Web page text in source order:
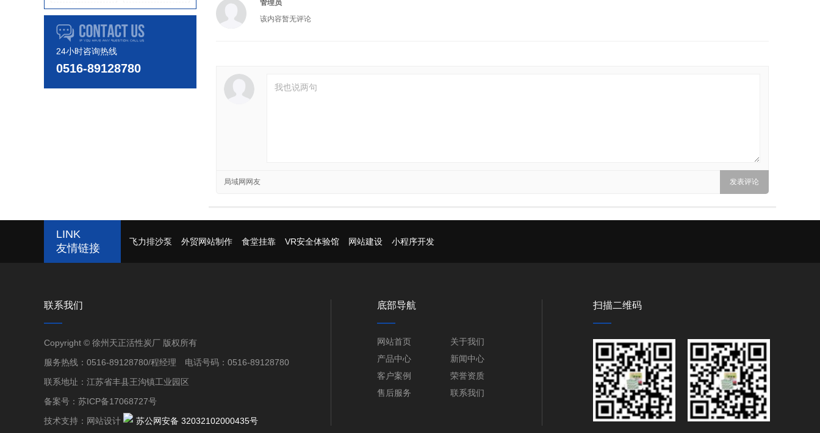
24小时咨询热线
0516-89128780
管理员
该内容暂无评论
局域网网友
LINK
友情链接
飞力排沙泵 外贸网站制作 食堂挂靠 VR安全体验馆 网站建设 小程序开发
联系我们
Copyright © 徐州天正活性炭厂 版权所有
服务热线：0516-89128780/程经理 电话号码：0516-89128780
联系地址：江苏省丰县王沟镇工业园区
备案号： 苏ICP备17068727号
技术支持： 网站设计 苏公网安备 32032102000435号
底部导航
网站首页
关于我们
产品中心
新闻中心
客户案例
荣誉资质
售后服务
联系我们
扫描二维码